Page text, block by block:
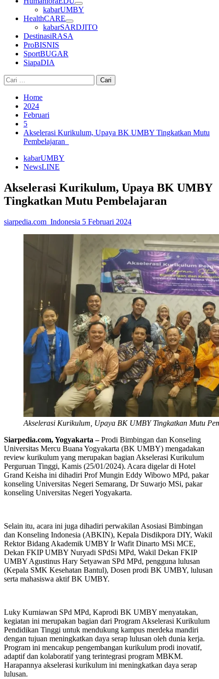
kabarUMBY
HealthCARE
kabarSARDJITO
DestinasiRASA
ProBISNIS
SportBUGAR
SiapaDIA
Cari
untuk:
Home
2024
Februari
5
Akselerasi Kurikulum, Upaya BK UMBY Tingkatkan Mutu
Pembelajaran
kabarUMBY
NewsLINE
Akselerasi Kurikulum, Upaya BK UMBY
Tingkatkan Mutu Pembelajaran
siarpedia.com_Indonesia 5 Februari 2024
Akselerasi Kurikulum, Upaya BK UMBY Tingkatkan Mutu
Siarpedia.com, Yogyakarta –Prodi Bimbingan dan Konseling
Universitas Mercu Buana Yogyakarta (BK UMBY) mengadakan
review kurikulum yang merupakan bagian Akselerasi Kurikulum
Perguruan Tinggi, Kamis (25/01/2024). Acara digelar di Hotel
Grand Keisha ini dihadiri Prof Mungin Eddy Wibowo MPd, pakar
konseling Universitas Negeri Semarang, Dr Suwarjo MSi, pakar
konseling Universitas Negeri Yogyakarta.
Selain itu, acara ini juga dihadiri perwakilan Asosiasi Bimbingan
dan Konseling Indonesia (ABKIN), Kepala Disdikpora DIY, Wakil
Rektor Bidang Akademik UMBY Ir Wafit Dinarto MSi MCE,
Dekan FKIP UMBY Nuryadi SPdSi MPd, Wakil Dekan FKIP
UMBY Agustinus Hary Setyawan SPd MPd, pengguna lulusan
(Kepala SMK Kesehatan Bantul), Dosen prodi BK UMBY, lulusan
serta mahasiswa aktif BK UMBY.
Luky Kurniawan SPd MPd, Kaprodi BK UMBY menyatakan,
kegiatan ini merupakan bagian dari Program Akselerasi Kurikulum
Pendidikan Tinggi untuk mendukung kampus merdeka mandiri
dengan tujuan meningkatkan daya serap lulusan oleh dunia kerja.
Program ini mencakup pengembangan kurikulum prodi inovatif,
adaptif dan kolaboratif yang terintegrasi program MBKM.
Harapannya akselerasi kurikulum ini meningkatkan daya serap
lulusan.